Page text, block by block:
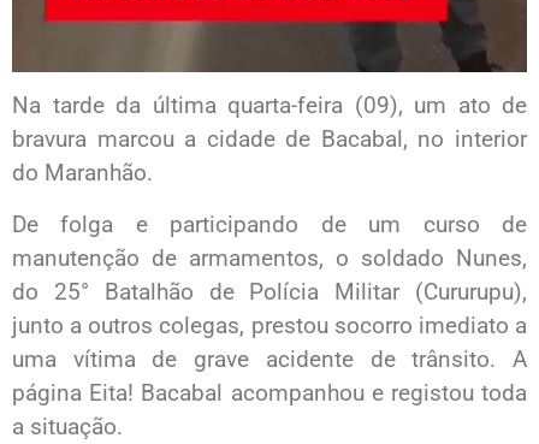
Na tarde da última quarta-feira (09), um ato de
bravura marcou a cidade de Bacabal, no interior
do Maranhão.
De folga e participando de um curso de
manutenção de armamentos, o soldado Nunes,
do 25° Batalhão de Polícia Militar (Cururupu),
junto a outros colegas, prestou socorro imediato a
uma vítima de grave acidente de trânsito. A
página Eita! Bacabal acompanhou e registou toda
a situação.